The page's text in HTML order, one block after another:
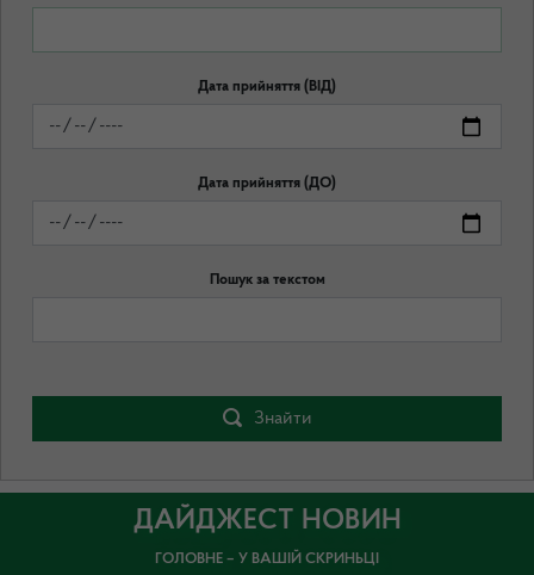
Дата прийняття (ВІД)
Дата прийняття (ДО)
Пошук за текстом
Знайти
ДАЙДЖЕСТ НОВИН
ГОЛОВНЕ – У ВАШІЙ СКРИНЬЦІ